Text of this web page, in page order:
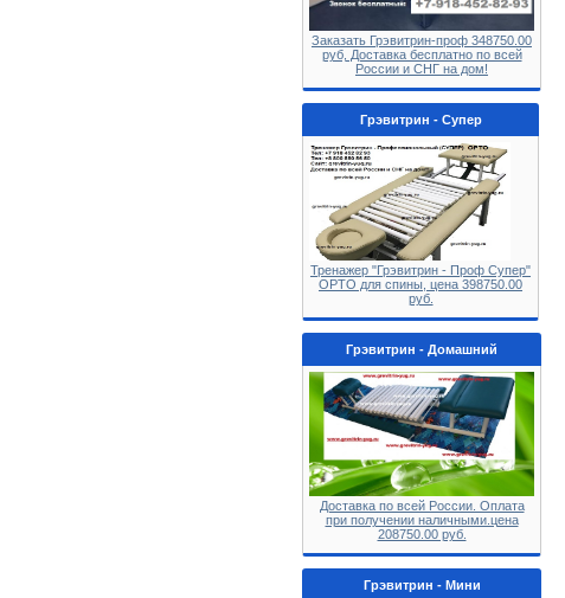
Заказать Грэвитрин-проф 348750.00
руб, Доставка бесплатно по всей
России и СНГ на дом!
Грэвитрин - Супер
Тренажер "Грэвитрин - Проф Супер"
ОРТО для спины, цена 398750.00
руб.
Грэвитрин - Домашний
Доставка по всей России. Оплата
при получении наличными.цена
208750.00 руб.
Грэвитрин - Мини